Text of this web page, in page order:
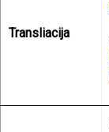
Transliacija